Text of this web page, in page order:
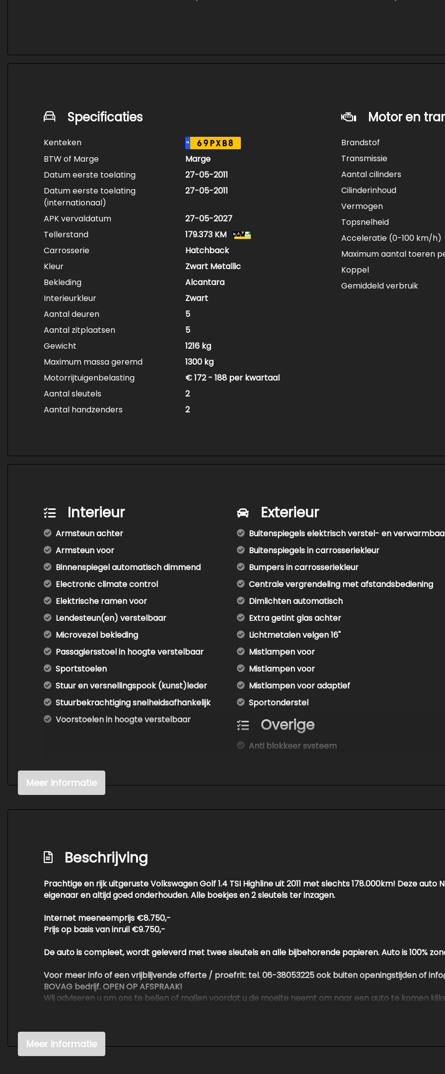
- Poetsen binnen en buiten
Specificaties
Kenteken NL 69PXB8
BTW of Marge
Marge
Datum eerste toelating
27-05-2011
Datum eerste toelating
(internationaal)
27-05-2011
APK vervaldatum
27-05-2027
Tellerstand
179.373 KM
Carrosserie
Hatchback
Kleur
Zwart Metallic
Bekleding
Alcantara
Interieurkleur
Zwart
Aantal deuren
5
Aantal zitplaatsen
5
Gewicht
1216 kg
Maximum massa geremd
1300 kg
Motorrijtuigenbelasting
€ 172 - 188 per kwartaal
Aantal sleutels
2
Aantal handzenders
2
Motor en
Brandstof
Transmissie
Aantal cilinders
Cilinderinhoud
Vermogen
Topsnelheid
Acceleratie (0-100 km/h)
Maximum aantal toeren
Koppel
Gemiddeld verbruik
Interieur
Armsteun achter
Armsteun voor
Binnenspiegel automatisch dimmend
Electronic climate control
Elektrische ramen voor
Lendesteun(en) verstelbaar
Microvezel bekleding
Passagiersstoel in hoogte verstelbaar
Sportstoelen
Stuur en versnellingspook (kunst)leder
Stuurbekrachtiging snelheidsafhankelijk
Voorstoelen in hoogte verstelbaar
Exterieur
Buitenspiegels elektrisch verstel- en
Buitenspiegels in carrosseriekleur
Bumpers in carrosseriekleur
Centrale vergrendeling met afstandsbediening
Dimlichten automatisch
Extra getint glas achter
Lichtmetalen velgen 16"
Mistlampen voor
Mistlampen voor
Mistlampen voor adaptief
Sportonderstel
Overige
Anti blokkeer systeem
Elektronische remkrachtverdeling
Passagiersairbag
Schakelpaddles
Meer informatie
Beschrijving
Prachtige en rijk uitgeruste Volkswagen Golf 1.4 TSI Highline uit 2011 met slechts 178.000km! Deze
eigenaar en altijd goed onderhouden. Alle boekjes en 2 sleutels ter inzagen.
Internet meeneemprijs €8.750,-
Prijs op basis van inruil €9.750,-
De auto is compleet, wordt geleverd met twee sleutels en alle bijbehorende papieren. Auto is 100%
Voor meer info of een vrijblijvende offerte / proefrit: tel. 06-38053225 ook buiten openingstijden of
BOVAG bedrijf. OPEN OP AFSPRAAK!
Wij adviseren u om ons te bellen of mailen voordat u de moeite neemt om naar een auto te komen
Voor meer en betere foto's kijk op de website http://www.autokuepers.nl
Kwaliteit is voor ons erg belangrijk. Wij kopen auto's in tegen betaalbare prijzen, hebben geen duur
Meer informatie